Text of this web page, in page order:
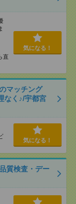
直
気になる！
マッチング
なく♪/宇都宮
気になる！
質検査・デー